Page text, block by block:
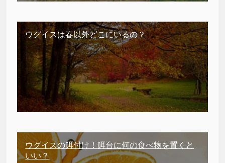
ウグイスは春以外どこにいるの？
ウグイスの餌付け！餌台に何の食べ物を置くと
いい？